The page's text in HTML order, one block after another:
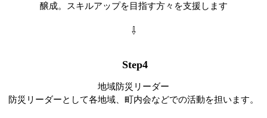
醸成。スキルアップを目指す方々を支援します
⇩
Step4
地域防災リーダー
防災リーダーとして各地域、町内会などでの活動を担います。